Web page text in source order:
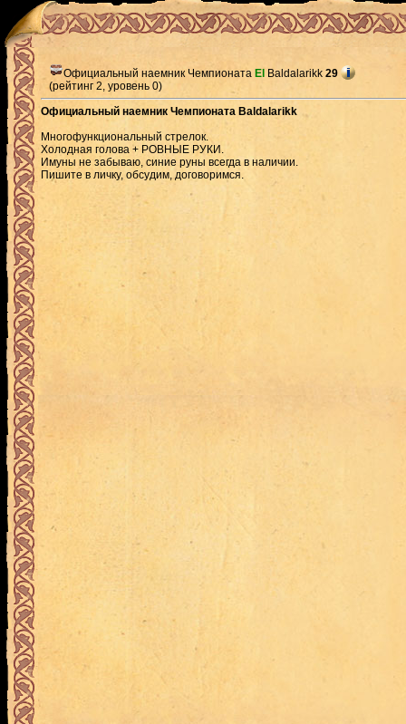
Официальный наемник Чемпионата El Baldalarikk 29
(рейтинг 2, уровень 0)
Официальный наемник Чемпионата Baldalarikk
Многофункциональный стрелок.
Холодная голова + РОВНЫЕ РУКИ.
Имуны не забываю, синие руны всегда в наличии.
Пишите в личку, обсудим, договоримся.